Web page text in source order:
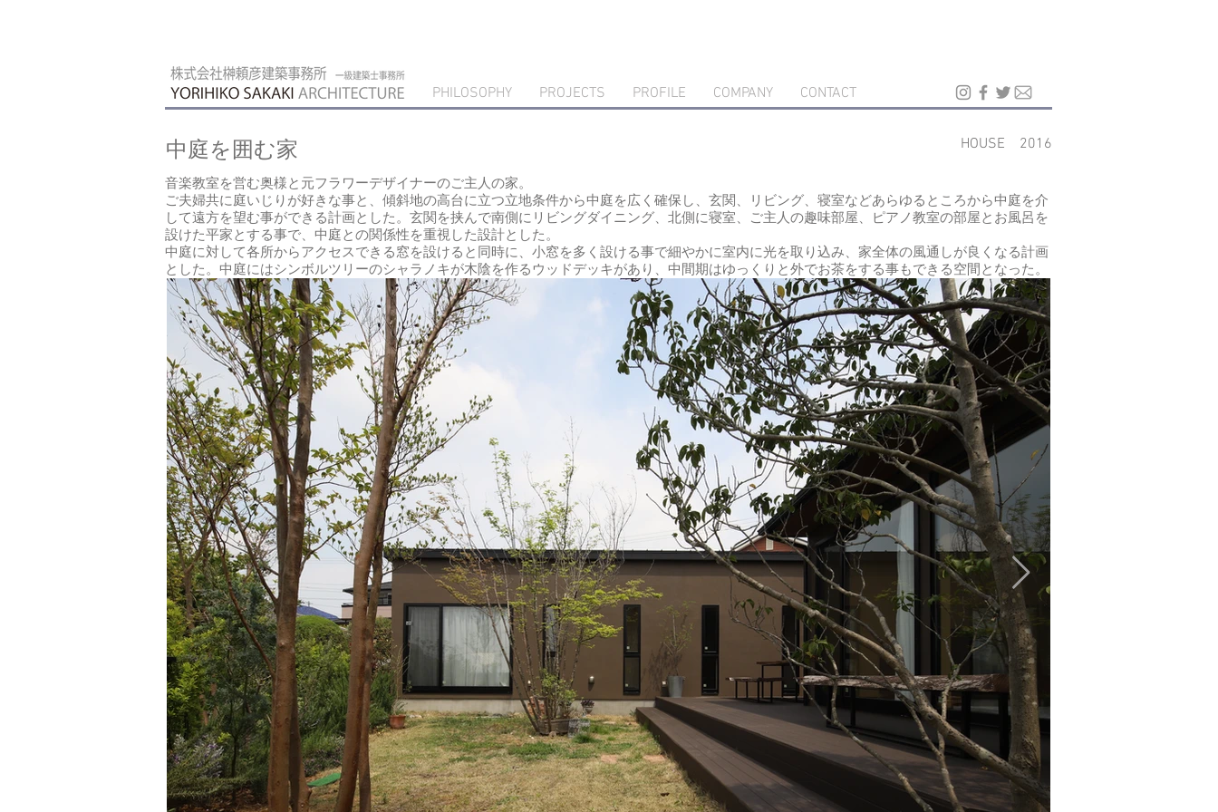
PHILOSOPHY PROJECTS PROFILE COMPANY CONTACT
中庭を囲む家 HOUSE 2016
音楽教室を営む奥様と元フラワーデザイナーのご主人の家。
ご夫婦共に庭いじりが好きな事と、傾斜地の高台に立つ立地条件から中庭を広く確保し、玄関、リビング、寝室などあらゆるところから中庭を介
して遠方を望む事ができる計画とした。玄関を挟んで南側にリビングダイニング、北側に寝室、ご主人の趣味部屋、ピアノ教室の部屋とお風呂を
設けた平家とする事で、中庭との関係性を重視した設計とした。
中庭に対して各所からアクセスできる窓を設けると同時に、小窓を多く設ける事で細やかに室内に光を取り込み、家全体の風通しが良くなる計画
とした。中庭にはシンボルツリーのシャラノキが木陰を作るウッドデッキがあり、中間期はゆっくりと外でお茶をする事もできる空間となった。